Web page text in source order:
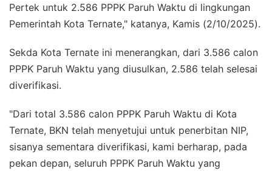
Pertek untuk 2.586 PPPK Paruh Waktu di lingkungan
Pemerintah Kota Ternate," katanya, Kamis (2/10/2025).
Sekda Kota Ternate ini menerangkan, dari 3.586 calon
PPPK Paruh Waktu yang diusulkan, 2.586 telah selesai
diverifikasi.
"Dari total 3.586 calon PPPK Paruh Waktu di Kota
Ternate, BKN telah menyetujui untuk penerbitan NIP,
sisanya sementara diverifikasi, kami berharap, pada
pekan depan, seluruh PPPK Paruh Waktu yang